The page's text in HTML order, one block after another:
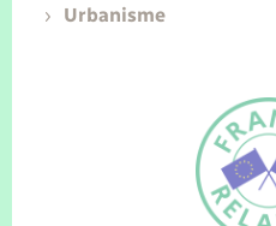
Urbanisme